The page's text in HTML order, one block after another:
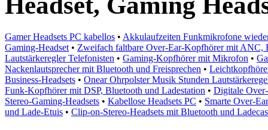
Gamer Headsets PC kabellos • Akkulaufzeiten Funkmikrofone
Gaming-Headset • Zweifach faltbare Over-Ear-Kopfhörer mit ANC,
Lautstärkeregler Telefonisten • Gaming-Kopfhörer mit Mikrofon •
Nackenlautsprecher mit Bluetooth und Freisprechen •
Business-Headsets • Onear Ohrpolster Musik Stunden
Funk-Kopfhörer mit DSP, Bluetooth und Ladestation • Digitale
Stereo-Gaming-Headsets • Kabellose Headsets PC • Smarte Over-
und Lade-Etuis • Clip-on-Stereo-Headsets mit Bluetooth und